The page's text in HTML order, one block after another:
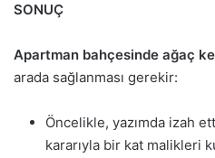
SONUÇ
Apartman bahçesinde ağaç
arada sağlanması gerekir:
Öncelikle, yazımda izah
kararıyla bir kat malikleri